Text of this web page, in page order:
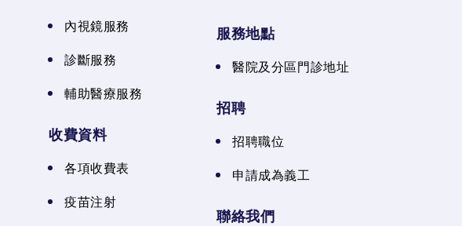
內視鏡服務
診斷服務
輔助醫療服務
收費資料
各項收費表
疫苗注射
服務地點
醫院及分區門診地址
招聘
招聘職位
申請成為義工
聯絡我們